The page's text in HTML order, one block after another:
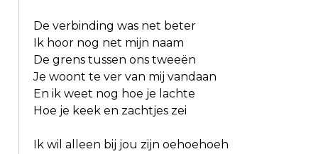
De verbinding was net beter
Ik hoor nog net mijn naam
De grens tussen ons tweeën
Je woont te ver van mij vandaan
En ik weet nog hoe je lachte
Hoe je keek en zachtjes zei
Ik wil alleen bij jou zijn oehoehoeh